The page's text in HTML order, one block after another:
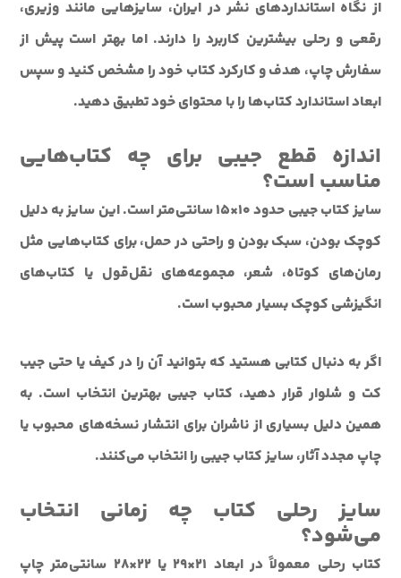
از نگاه استانداردهای نشر در ایران، سایزهایی مانند وزیری،
رقعی و رحلی بیشترین کاربرد را دارند. اما بهتر است پیش از
سفارش چاپ، هدف و کارکرد کتاب خود را مشخص کنید و سپس
ابعاد استاندارد کتاب‌ها را با محتوای خود تطبیق دهید.
اندازه قطع جیبی برای چه کتاب‌هایی
مناسب است؟
سایز کتاب جیبی حدود ۱۰×۱۵ سانتی‌متر است. این سایز به دلیل
کوچک بودن، سبک بودن و راحتی در حمل، برای کتاب‌هایی مثل
رمان‌های کوتاه، شعر، مجموعه‌های نقل‌قول یا کتاب‌های
انگیزشی کوچک بسیار محبوب است.
اگر به دنبال کتابی هستید که بتوانید آن را در کیف یا حتی جیب
کت و شلوار قرار دهید، کتاب جیبی بهترین انتخاب است. به
همین دلیل بسیاری از ناشران برای انتشار نسخه‌های محبوب یا
چاپ مجدد آثار، سایز کتاب جیبی را انتخاب می‌کنند.
سایز رحلی کتاب چه زمانی انتخاب
می‌شود؟
کتاب رحلی معمولاً در ابعاد ۲۱×۲۹ یا ۲۲×۲۸ سانتی‌متر چاپ